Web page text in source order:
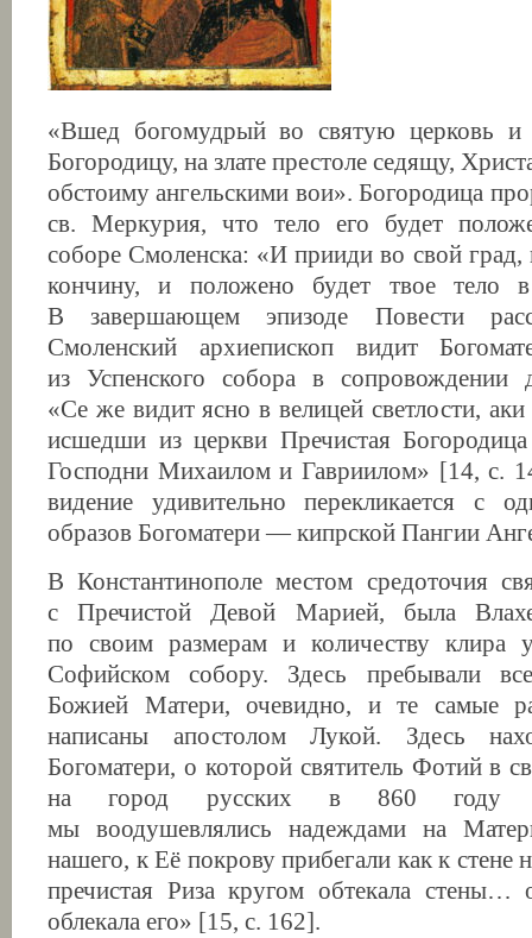
«Вшед богомудрый во святую церковь и
Богородицу, на злате престоле седящу,
обстоиму ангельскими вои». Богородица
св. Меркурия, что тело его будет
соборе Смоленска: «И прииди во свой
кончину, и положено будет твое тело
В завершающем эпизоде Повести
Смоленский архиепископ видит
из Успенского собора в сопровождении
«Се же видит ясно в велицей светлости,
исшедши из церкви Пречистая Богородица
Господни Михаилом и Гавриилом» [14, с.
видение удивительно перекликается с
образов Богоматери — кипрской Пангии
В Константинополе местом средоточия
с Пречистой Девой Марией, была
по своим размерам и количеству клира
Софийском собору. Здесь пребывали
Божией Матери, очевидно, и те самые
написаны апостолом Лукой. Здесь
Богоматери, о которой святитель Фотий в
на город русских в 860 году
мы воодушевлялись надеждами на
нашего, к Её покрову прибегали как к стене
пречистая Риза кругом обтекала стены…
облекала его» [15, с. 162].